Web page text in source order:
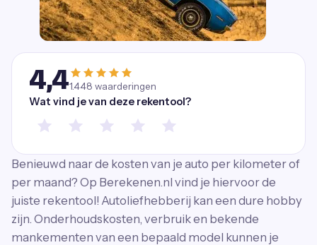
4,41.448 waarderingen
Wat vind je van deze rekentool?
Benieuwd naar de kosten van je auto per kilometer of
per maand? Op Berekenen.nl vind je hiervoor de
juiste rekentool! Autoliefhebberij kan een dure hobby
zijn. Onderhoudskosten, verbruik en bekende
mankementen van een bepaald model kunnen je